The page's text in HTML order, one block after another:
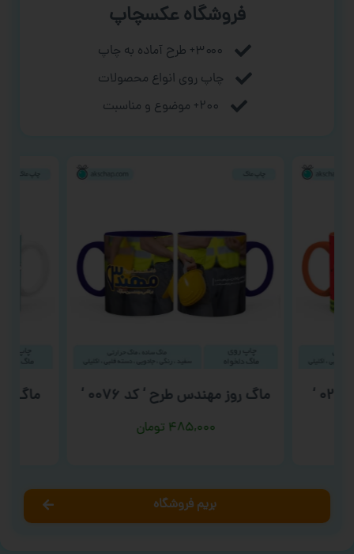
فروشگاه عکسچاپ
۳۰۰۰+ طرح آماده به چاپ
چاپ روی انواع محصولات
۲۰۰+ موضوع و مناسبت
ماگ روز مهندس طرح ‘ کد ۰۰۷۶ ‘
۴۸۵,۰۰۰ تومان
ماگ
بریم فروشگاه